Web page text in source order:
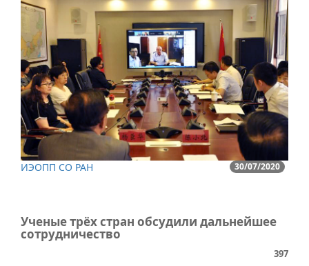
30/07/2020
ИЭОПП СО РАН
Ученые трёх стран обсудили дальнейшее
сотрудничество
397